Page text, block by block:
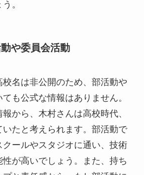
。
や委員会活動
名は非公開のため、部活動や
も公式な情報はありません。
から、木村さんは高校時代、
いたと考えられます。部活動で
クールやスタジオに通い、技術
が高いでしょう。また、持ち